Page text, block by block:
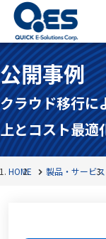
公開事例
クラウド移行に
上とコスト最適
HOME 製品・サービス